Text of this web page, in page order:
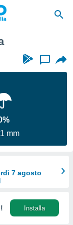
...
mm
7 agosto
Installa